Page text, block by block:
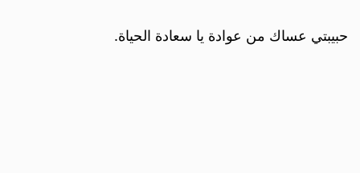
حبيبتي عساك من عوادة يا سعادة الحياة.